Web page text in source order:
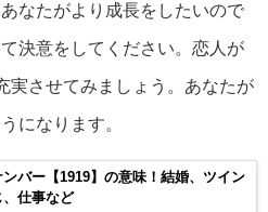
なたがより成長をしたいので
決意をしてください。恋人が
実させてみましょう。あなたが
になります。
バー【1919】の意味！結婚、ツイン
、仕事など